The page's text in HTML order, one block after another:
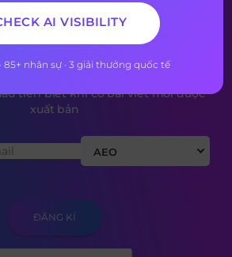
nhận bản tin của
chúng tôi
tiên biết khi có bài viết mới được
xuất bản
AEO
AI VISIBILITY
85+ nhân sự · 3 giải thưởng quốc tế